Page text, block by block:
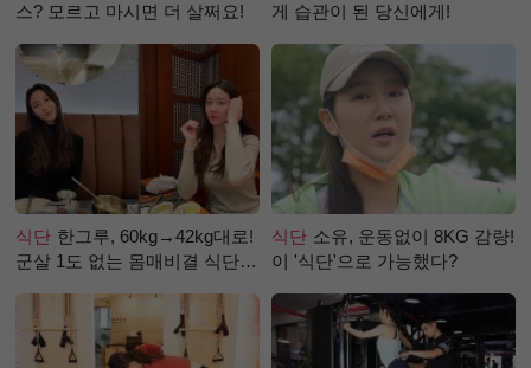
스? 모르고 마시면 더 살쩌요!
게 습관이 된 당신에게!
식단 한그루, 60kg→42kg대로!
군살 1도 없는 몸매비결 식단
식단 소유, 운동없이 8KG 감량!
이 '식단'으로 가능했다?